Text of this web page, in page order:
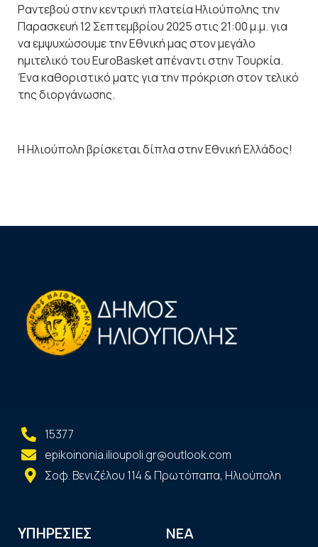
Ραντεβού στην κεντρική πλατεία Ηλιούπολης την
Παρασκευή 12 Σεπτεμβρίου 2025 στις 21:00 μ.μ. για
να εμψυχώσουμε την Εθνική μας στον μεγάλο
ημιτελικό του EuroBasket απέναντι στην Τουρκία.
Ένα καθοριστικό ματς για την πρόκριση στον τελικό
της διοργάνωσης.
Η Ηλιούπολη βρίσκεται δίπλα στην Εθνική Ελλάδος!
15377
epikoinonia.ilioupoli.gr@outlook.com
Σοφ. Βενιζέλου 114 & Πρωτόπαπα, Ηλιούπολη
ΥΠΗΡΕΣΙΕΣ ΝΕΑ